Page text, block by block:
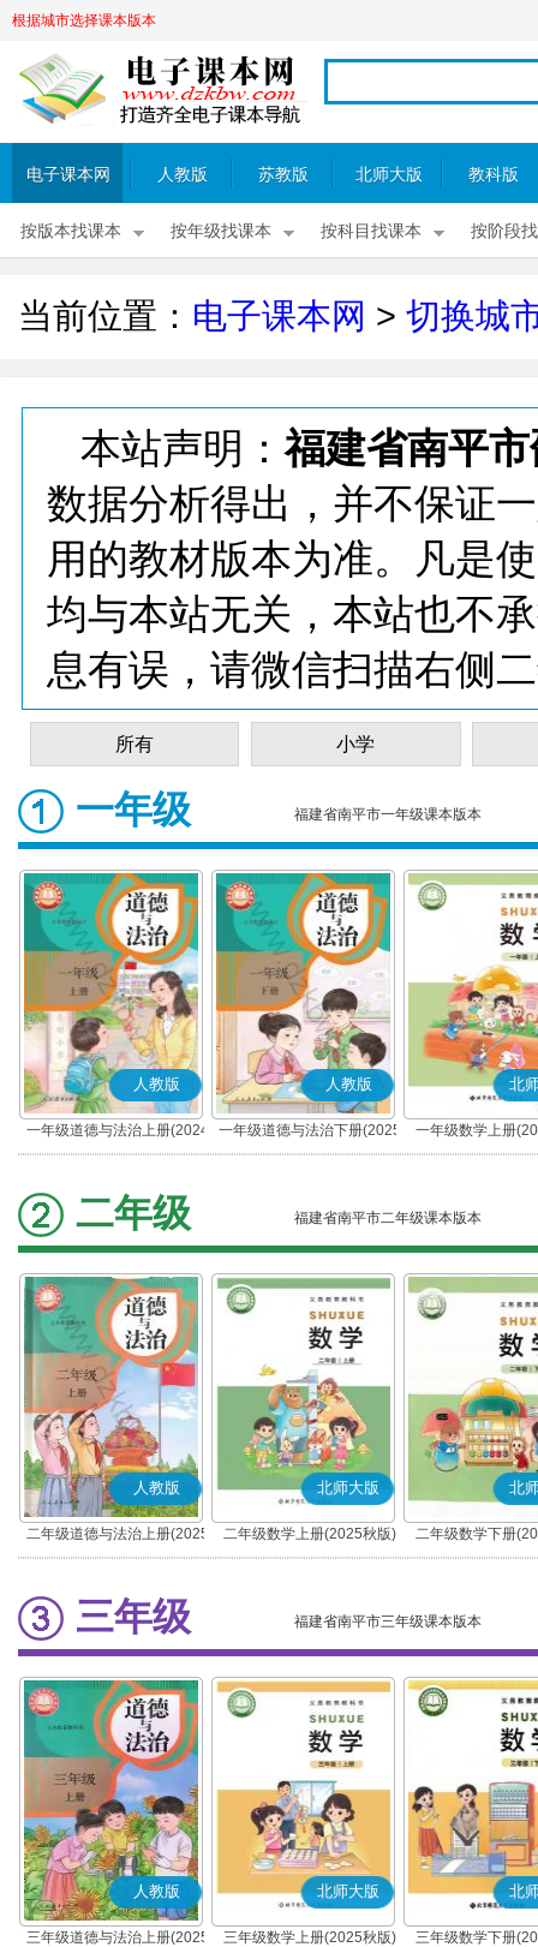
根据城市选择课本版本
电子课本网 人教版 苏教版 北师大版 教科版
按版本找课本 按年级找课本 按科目找课本 按阶段
当前位置： 电子课本网 > 切换城
本站声明：福建省南平
数据分析得出，并不保证
用的教材版本为准。凡是
均与本站无关，本站也不
息有误，请微信扫描右侧
所有 小学
一年级 福建省南平市一年级课本版本
人教版
一年级道德与法治上册(2024
秋版)(部编版)
人教版
一年级道德与法治下册(2025
春版)(部编版)
北
一年级数学上册
二年级 福建省南平市二年级课本版本
人教版
二年级道德与法治上册(2025
秋版)(部编版)
北师大版
二年级数学上册(2025秋版)
北
二年级数学下册
三年级 福建省南平市三年级课本版本
人教版
三年级道德与法治上册(2025
北师大版
三年级数学上册(2025秋版)
北
三年级数学下册